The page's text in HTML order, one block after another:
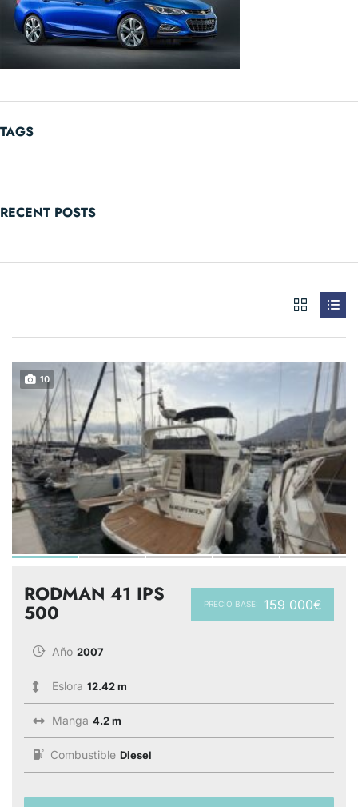
TAGS
RECENT POSTS
10
PRECIO BASE: 159 000€
RODMAN 41 IPS
500
Año 2007
Eslora 12.42 m
Manga 4.2 m
Combustible Diesel